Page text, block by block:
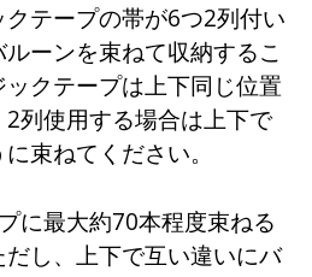
テープの帯が6つ2列付い
ーンを束ねて収納するこ
クテープは上下同じ位置
列使用する場合は上下で
束ねてください。
に最大約70本程度束ねる
し、上下で互い違いにバ